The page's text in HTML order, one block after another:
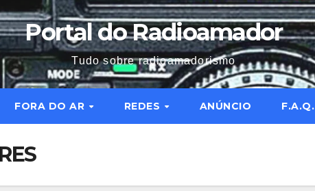
Portal do Radioamador
Tudo sobre radioamadorismo
FORA DO AR REDES ANÚNCIO F.A.Q.